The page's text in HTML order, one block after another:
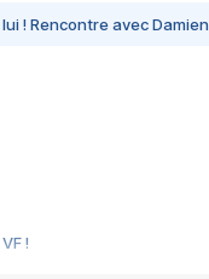
! Rencontre avec
!